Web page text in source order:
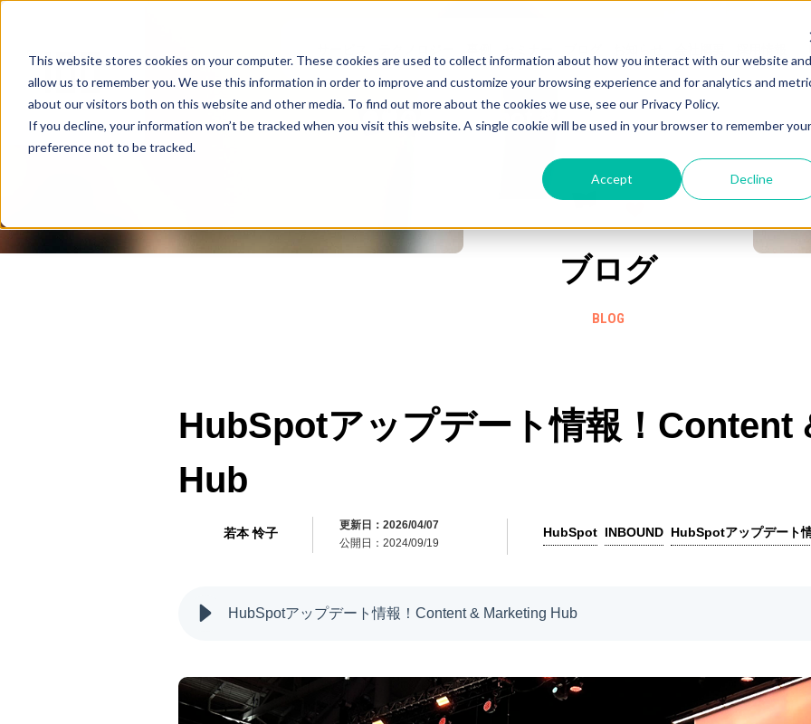
This website stores cookies on your computer. These cookies are used to collect information about how you interact with our website and
allow us to remember you. We use this information in order to improve and customize your browsing experience and for analytics and
about our visitors both on this website and other media. To find out more about the cookies we use, see our Privacy Policy.
If you decline, your information won’t be tracked when you visit this website. A single cookie will be used in your browser to remember your
preference not to be tracked.
Accept Decline
HubSpot
ブログ
BLOG
HubSpotアップデート情報！Content
Hub
若本 怜子
更新日：2026/04/07
公開日：2024/09/19
HubSpot INBOUND HubSpotアップデート
HubSpotアップデート情報！Content & Marketing Hub